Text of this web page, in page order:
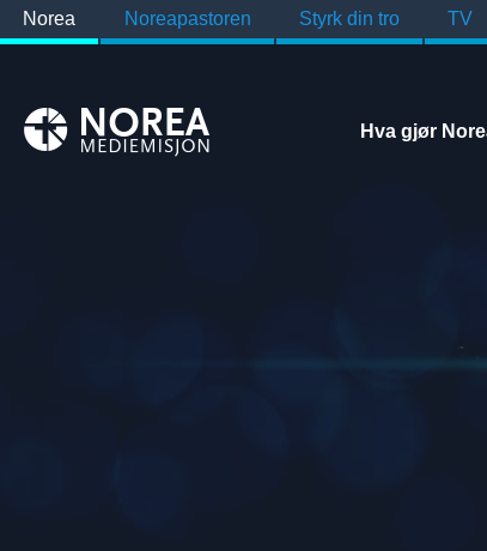
Norea Noreapastoren Styrk din tro TV
Hva gjør